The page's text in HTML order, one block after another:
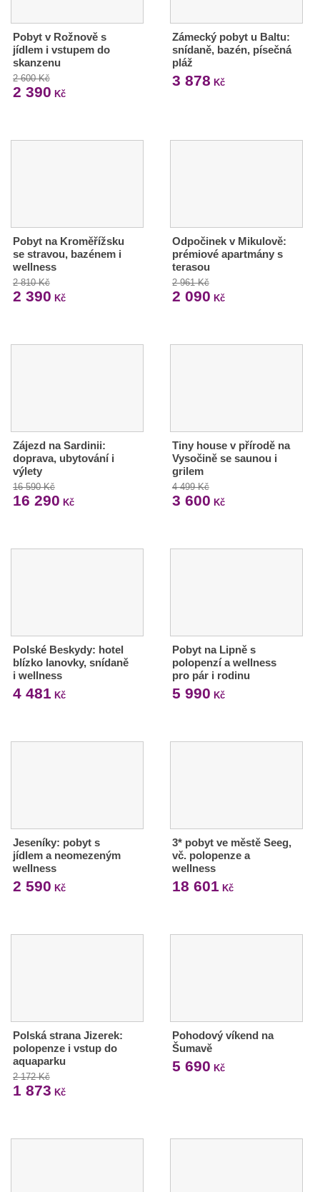
Pobyt v Rožnově s
jídlem i vstupem do
skanzenu
2 600 Kč
2 390 Kč
Zámecký pobyt u Baltu:
snídaně, bazén, písečná
pláž
3 878 Kč
Pobyt na Kroměřížsku
se stravou, bazénem i
wellness
2 810 Kč
2 390 Kč
Odpočinek v Mikulově:
prémiové apartmány s
terasou
2 961 Kč
2 090 Kč
Zájezd na Sardinii:
doprava, ubytování i
výlety
16 590 Kč
16 290 Kč
Tiny house v přírodě na
Vysočině se saunou i
grilem
4 499 Kč
3 600 Kč
Polské Beskydy: hotel
blízko lanovky, snídaně
i wellness
4 481 Kč
Pobyt na Lipně s
polopenzí a wellness
pro pár i rodinu
5 990 Kč
Jeseníky: pobyt s
jídlem a neomezeným
wellness
2 590 Kč
3* pobyt ve městě Seeg,
vč. polopenze a
wellness
18 601 Kč
Polská strana Jizerek:
polopenze i vstup do
aquaparku
2 172 Kč
1 873 Kč
Pohodový víkend na
Šumavě
5 690 Kč